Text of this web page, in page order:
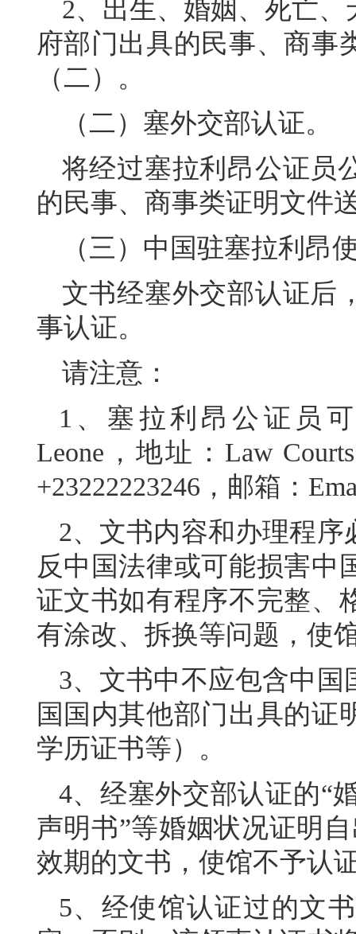
2、出生、婚姻、死亡
府部门出具的民事、商事
（二）。
（二）塞外交部认证。
将经过塞拉利昂公证员
的民事、商事类证明文件
（三）中国驻塞拉利昂
文书经塞外交部认证后
事认证。
请注意：
1、塞拉利昂公证员
Leone，地址： Law
+23222223246，邮箱：
2、文书内容和办理程
反中国法律或可能损害中
证文书如有程序不完整、
有涂改、拆换等问题，使
3、文书中不应包含中国
国国内其他部门出具的证
学历证书等）。
4、经塞外交部认证的“
声明书”等婚姻状况证明
效期的文书，使馆不予认
5、经使馆认证过的文